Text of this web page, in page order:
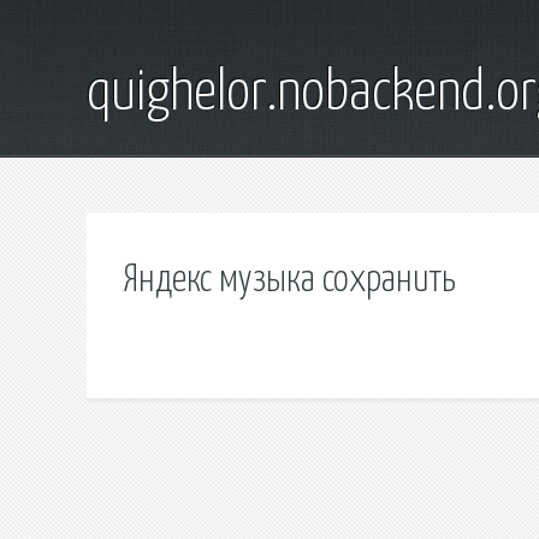
Яндекс музыка сохранить